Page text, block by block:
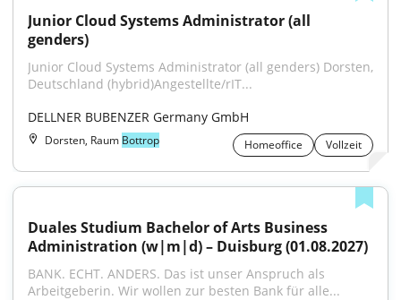
Junior Cloud Systems Administrator (all
genders)
Junior Cloud Systems Administrator (all genders) Dorsten,
Deutschland (hybrid)Angestellte/rIT...
DELLNER BUBENZER Germany GmbH
Dorsten, Raum Bottrop Homeoffice Vollzeit
Duales Studium Bachelor of Arts Business
Administration (w|m|d) – Duisburg (01.08.2027)
BANK. ECHT. ANDERS. Das ist unser Anspruch als
Arbeitgeberin. Wir wollen zur besten Bank für alle...